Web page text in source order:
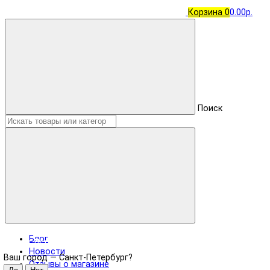
Корзина 00.00р.
Поиск
Санкт-Петербург
Ваш город —Санкт-Петербург?
Блог
Новости
Отзывы о магазине